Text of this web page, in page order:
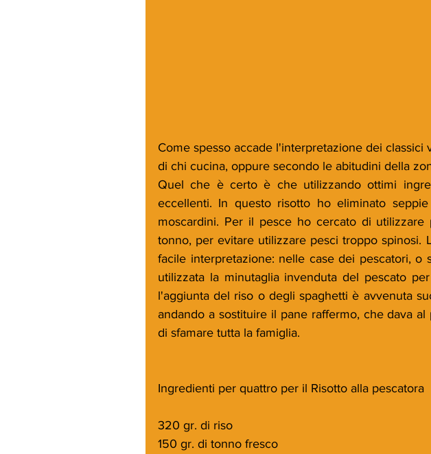
Come spesso accade l'interpretazione dei classici
di chi cucina, oppure secondo le abitudini della
Quel che è certo è che utilizzando ottimi
eccellenti. In questo risotto ho eliminato
moscardini. Per il pesce ho cercato di
tonno, per evitare utilizzare pesci troppo spinosi.
facile interpretazione: nelle case dei pescatori, o
utilizzata la minutaglia invenduta del pescato
l'aggiunta del riso o degli spaghetti è avvenuta
andando a sostituire il pane raffermo, che dava
di sfamare tutta la famiglia.
Ingredienti per quattro per il Risotto alla pescatora
320 gr. di riso
150 gr. di tonno fresco